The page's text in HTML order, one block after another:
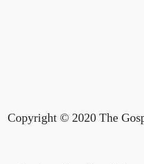
Copyright © 2020 The